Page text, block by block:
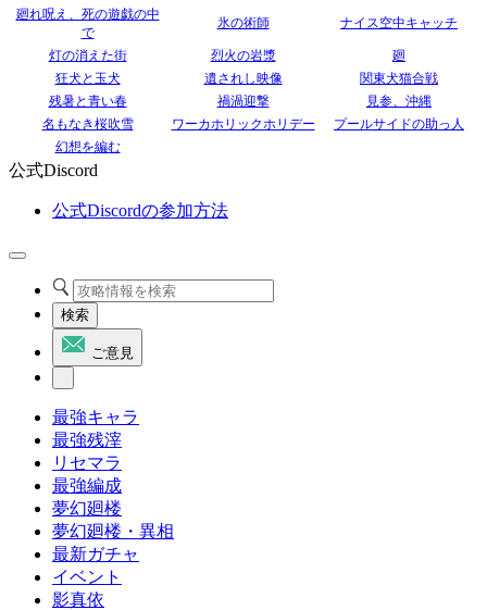
廻れ呪え、死の遊戯の中
で
氷の術師 ナイス空中キャッチ
灯の消えた街 烈火の岩漿
廻
狂犬と玉犬
遺されし映像
関東犬猫合戦
残暑と青い春
禍渦迎撃
見参、沖縄
名もなき桜吹雪
ワーカホリックホリデー
プールサイドの助っ人
幻想を編む
公式Discord
公式Discordの参加方法
検索
ご意見
最強キャラ
最強残滓
リセマラ
最強編成
夢幻廻楼
夢幻廻楼・異相
最新ガチャ
イベント
影真依